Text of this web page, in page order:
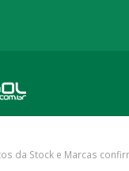
as melhores coberturas
da Stock e Marcas